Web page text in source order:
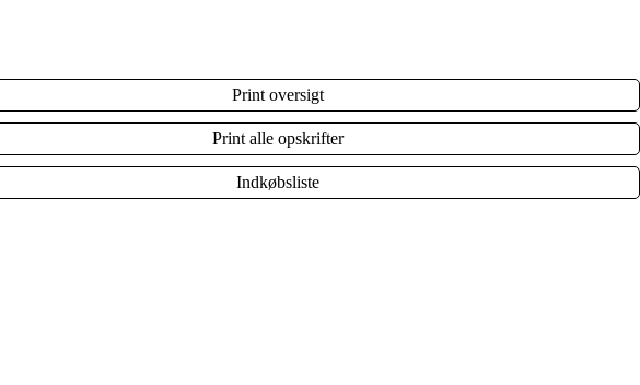
Print oversigt
Print alle opskrifter
Indkøbsliste